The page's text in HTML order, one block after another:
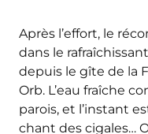
Après l’effort, le
dans le
depuis le gîte de la
Orb. L’eau fraîche
parois, et l’instant
chant des cigales…